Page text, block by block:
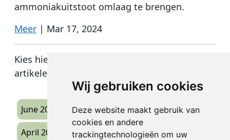
Wij gebruiken cookies
Deze website maakt gebruik van
cookies en andere
trackingtechnologieën om uw
ammoniakuitstoot omlaag te brengen.
Meer | Mar 17, 2024
Kies hieronder de vervolg pagina van de
artikelenlijst.
June 2026 (1)
April 2026 (1)